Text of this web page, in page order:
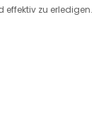
effektiv zu erledigen.